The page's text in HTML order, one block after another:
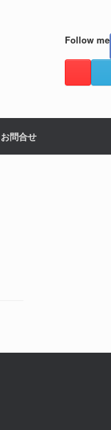
Follow me
お問合せ